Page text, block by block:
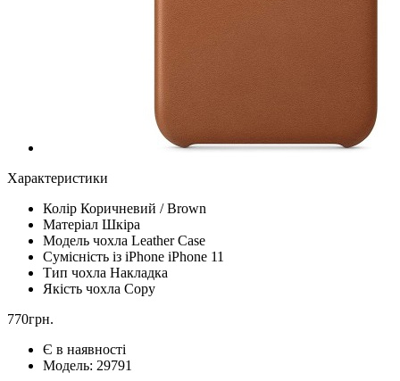
Характеристики
Колір Коричневий / Brown
Матеріал Шкіра
Модель чохла Leather Case
Сумісність із iPhone iPhone 11
Тип чохла Накладка
Якість чохла Copy
770грн.
Є в наявності
Модель: 29791